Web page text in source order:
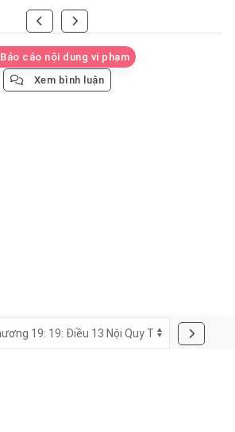
Báo cáo nội dung vi phạm
Xem bình luận